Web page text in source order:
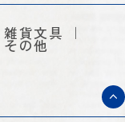
雑貨文具
その他